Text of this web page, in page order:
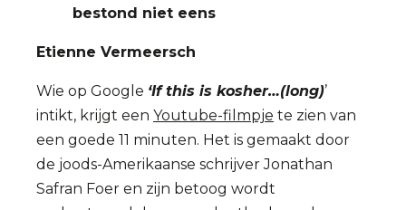
bestond niet eens
Etienne Vermeersch
Wie op Google ‘If this is kosher…(long)’
intikt, krijgt een Youtube-filmpje te zien van
een goede 11 minuten. Het is gemaakt door
de joods-Amerikaanse schrijver Jonathan
Safran Foer en zijn betoog wordt